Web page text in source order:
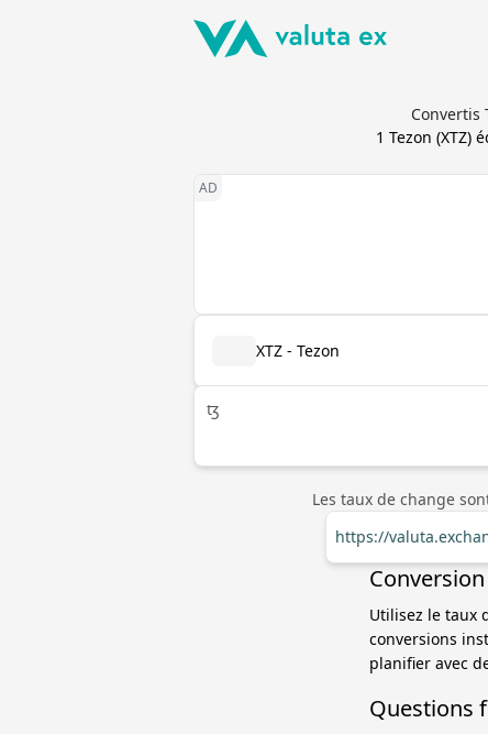
Convertis
1 Tezon (XTZ)
XTZ - Tezon
ꜩ
Les taux de change
https://
Conversion
Utilisez le taux
conversions
planifier avec
Questions